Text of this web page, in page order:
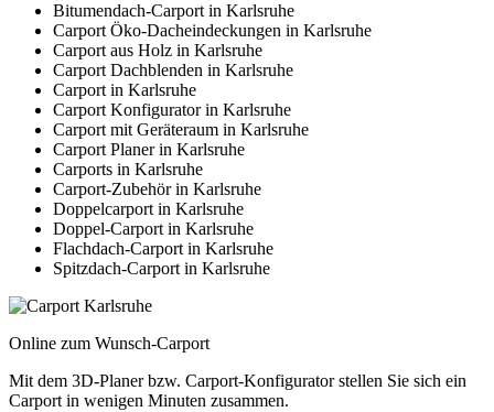
Bitumendach-Carport in Karlsruhe
Carport Öko-Dacheindeckungen in Karlsruhe
Carport aus Holz in Karlsruhe
Carport Dachblenden in Karlsruhe
Carport in Karlsruhe
Carport Konfigurator in Karlsruhe
Carport mit Geräteraum in Karlsruhe
Carport Planer in Karlsruhe
Carports in Karlsruhe
Carport-Zubehör in Karlsruhe
Doppelcarport in Karlsruhe
Doppel-Carport in Karlsruhe
Flachdach-Carport in Karlsruhe
Spitzdach-Carport in Karlsruhe
Online zum Wunsch-Carport
Mit dem 3D-Planerbzw. Carport-Konfiguratorstellen Sie sich ein
Carport in wenigen Minuten zusammen.